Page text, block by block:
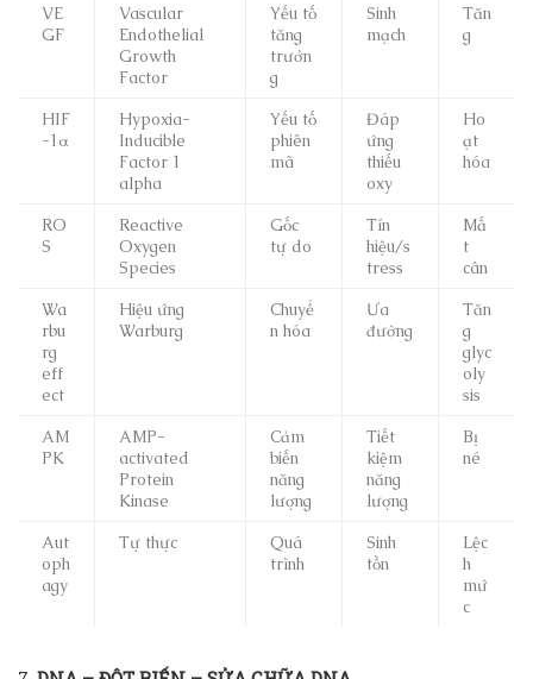
VE
GF
Vascular
Endothelial
Growth
Factor
Yếu tố
tăng
trưởn
g
Sinh
mạch
Tăn
g
HIF
-1α
Hypoxia-
Inducible
Factor 1
alpha
Yếu tố
phiên
mã
Đáp
ứng
thiếu
oxy
Ho
ạt
hóa
RO
S
Reactive
Oxygen
Species
Gốc
tự do
Tín
hiệu/s
tress
Mấ
t
cân
Wa
rbu
rg
eff
ect
Hiệu ứng
Warburg
Chuyể
n hóa
Ưa
đường
Tăn
g
glyc
oly
sis
AM
PK
AMP-
activated
Protein
Kinase
Cảm
biến
năng
lượng
Tiết
kiệm
năng
lượng
Bị
né
Aut
oph
agy
Tự thực
Quá
trình
Sinh
tồn
Lệc
h
mứ
c